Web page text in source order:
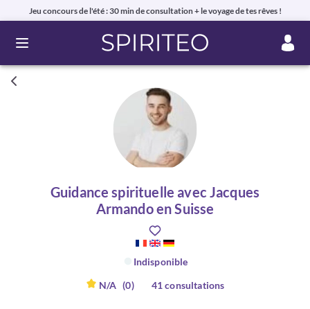
Jeu concours de l'été : 30 min de consultation + le voyage de tes rêves !
Ouvrir le menu
Guidance spirituelle avec Jacques
Armando en Suisse
Indisponible
N/A (0) 41 consultations